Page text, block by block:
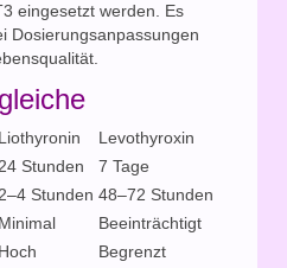
eingesetzt werden. Es
Dosierungsanpassungen
Liothyronin
Levothyroxin
24 Stunden
7 Tage
2–4 Stunden 48–72 Stunden
Minimal
Beeinträchtigt
Hoch Begrenzt